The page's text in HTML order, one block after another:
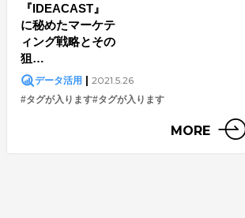
『IDEACAST』
に秘めたマーケテ
ィング戦略とその
狙…
データ活用 |2021.5.26
#タグが入ります#タグが入ります
MORE